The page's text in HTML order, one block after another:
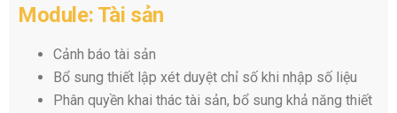
Module: Tài sản
Cảnh báo tài sản
Bổ sung thiết lập xét duyệt chỉ số khi nhập số liệu
Phân quyền khai thác tài sản, bổ sung khả năng thiết